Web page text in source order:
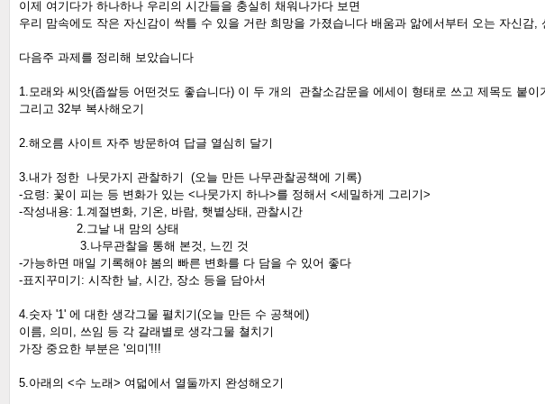
이제 여기다가 하나하나 우리의 시간들을 충실히 채워나가다 보면
우리 맘속에도 작은 자신감이 싹틀 수 있을 거란 희망을 가졌습니다 배움과 앎에서부터 오는 자신감,
다음주 과제를 정리해 보았습니다
1.모래와 씨앗(좁쌀등 어떤것도 좋습니다) 이 두 개의 관찰소감문을 에세이 형태로 쓰고 제목도 붙이
그리고 32부 복사해오기
2.해오름 사이트 자주 방문하여 답글 열심히 달기
3.내가 정한 나뭇가지 관찰하기 (오늘 만든 나무관찰공책에 기록)
-요령: 꽃이 피는 등 변화가 있는 <나뭇가지 하나>를 정해서 <세밀하게 그리기>
-작성내용: 1.계절변화, 기온, 바람, 햇볕상태, 관찰시간
2.그날 내 맘의 상태
3.나무관찰을 통해 본것, 느낀 것
-가능하면 매일 기록해야 봄의 빠른 변화를 다 담을 수 있어 좋다
-표지꾸미기: 시작한 날, 시간, 장소 등을 담아서
4.숫자 '1' 에 대한 생각그물 펼치기(오늘 만든 수 공책에)
이름, 의미, 쓰임 등 각 갈래별로 생각그물 쳘치기
가장 중요한 부분은 '의미'!!!
5.아래의 <수 노래> 여덟에서 열둘까지 완성해오기